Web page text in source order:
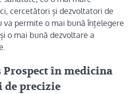
cercetători și dezvoltatori de
va permite o mai bună înțelegere
o mai bună dezvoltare a
în medicina
de precizie